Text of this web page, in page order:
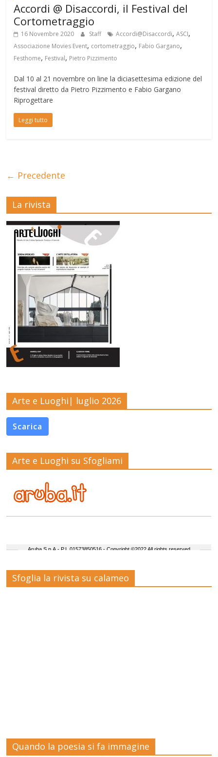
Accordi @ Disaccordi, il Festival del
Cortometraggio
16 Novembre 2020 Staff Accordi@Disaccordi,ASCI,
Associazione Movies Event, cortometraggio, Fabio Gargano,
Festhome, Festival, Pietro Pizzimento
Dal 10 al 21 novembre on line la diciasettesima edizione del
festival diretto da Pietro Pizzimento e Fabio Gargano
Riprogettare
Leggi tutto
← Precedente
La rivista
Arte e Luoghi| luglio 2026
Scarica
Arte e Luoghi su Sfogliami
Sfoglia la rivista su calameo
Quando la poesia si fa immagine